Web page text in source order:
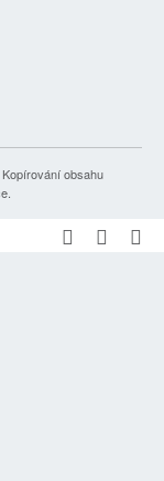
Kopírování obsahu